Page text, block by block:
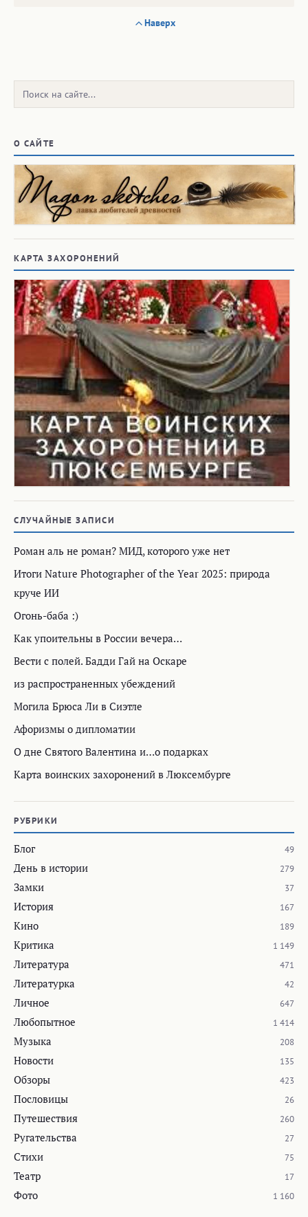
Наверх
Поиск:
О САЙТЕ
КАРТА ЗАХОРОНЕНИЙ
СЛУЧАЙНЫЕ ЗАПИСИ
Роман аль не роман? МИД, которого уже нет
Итоги Nature Photographer of the Year 2025: природа
круче ИИ
Огонь-баба :)
Как упоительны в России вечера…
Вести с полей. Бадди Гай на Оскаре
из распространенных убеждений
Могила Брюса Ли в Сиэтле
Афоризмы о дипломатии
О дне Святого Валентина и…о подарках
Карта воинских захоронений в Люксембурге
РУБРИКИ
Блог 49
День в истории 279
Замки 37
История 167
Кино 189
Критика 1 149
Литература 471
Литературка 42
Личное 647
Любопытное 1 414
Музыка 208
Новости 135
Обзоры 423
Пословицы 26
Путешествия 260
Ругательства 27
Стихи 75
Театр 17
Фото 1 160